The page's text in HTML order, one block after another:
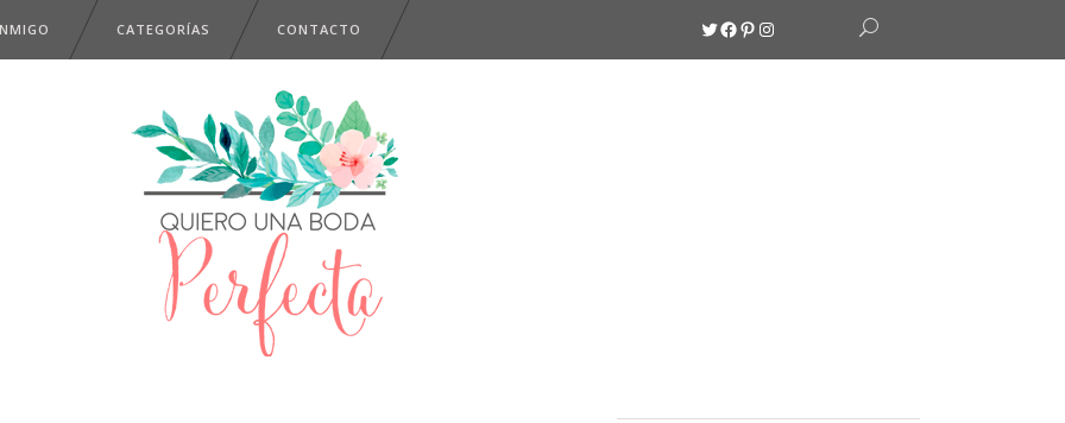
CATEGORÍAS CONTACTO Twitter
Facebook
Pinterest
Instagram